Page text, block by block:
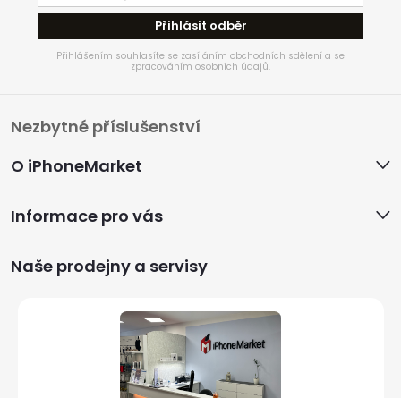
Přihlásit odběr
Přihlášením souhlasíte se zasíláním obchodních sdělení a se
zpracováním osobních údajů.
Z
á
p
a
O iPhoneMarket
Informace pro vás
Naše prodejny a servisy
Nezbytné příslušenství